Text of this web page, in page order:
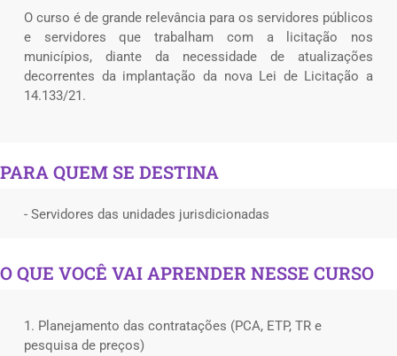
O curso é de grande relevância para os servidores públicos
e servidores que trabalham com a licitação nos
municípios, diante da necessidade de atualizações
decorrentes da implantação da nova Lei de Licitação a
14.133/21.
PARA QUEM SE DESTINA
- Servidores das unidades jurisdicionadas
O QUE VOCÊ VAI APRENDER NESSE CURSO
1. Planejamento das contratações (PCA, ETP, TR e
pesquisa de preços)